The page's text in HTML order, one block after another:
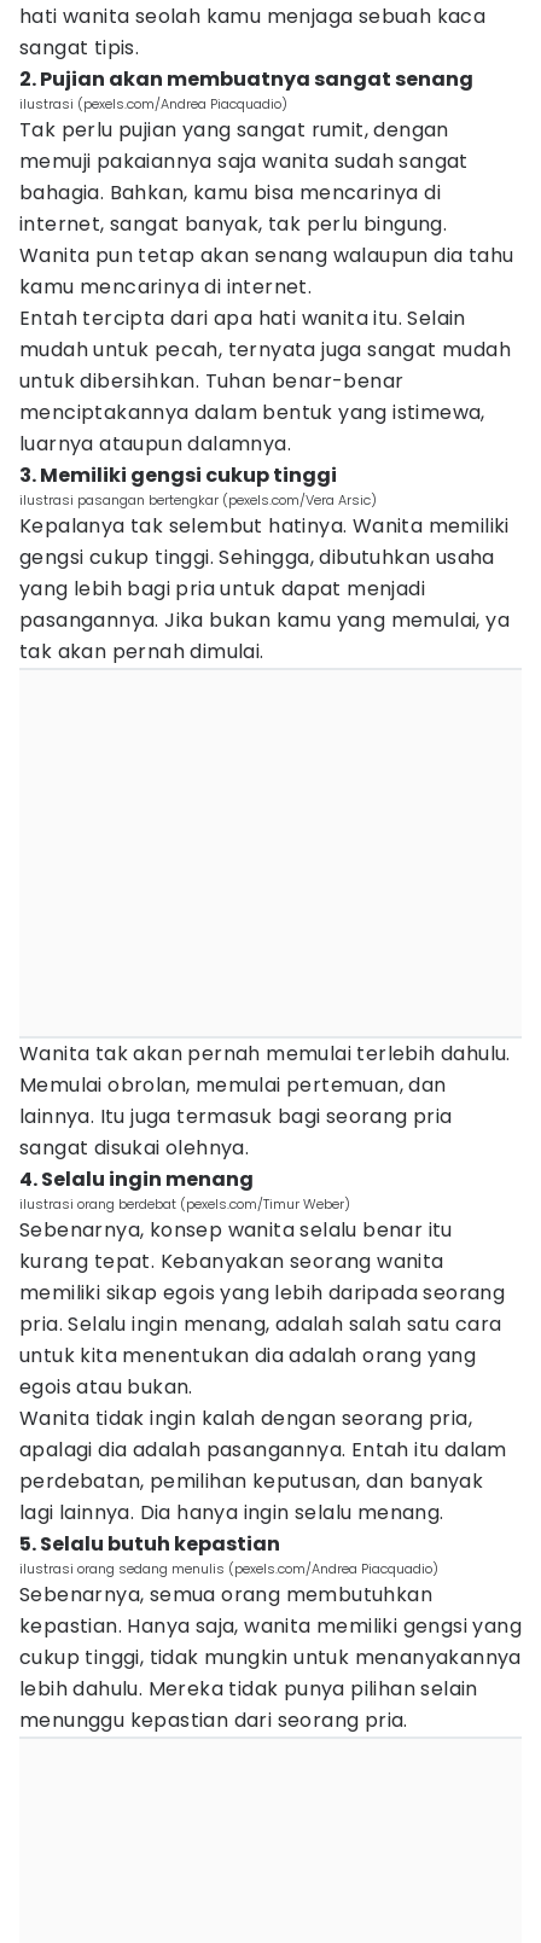
hati wanita seolah kamu menjaga sebuah kaca
sangat tipis.
2. Pujian akan membuatnya sangat senang
ilustrasi (pexels.com/Andrea Piacquadio)
Tak perlu pujian yang sangat rumit, dengan
memuji pakaiannya saja wanita sudah sangat
bahagia. Bahkan, kamu bisa mencarinya di
internet, sangat banyak, tak perlu bingung.
Wanita pun tetap akan senang walaupun dia tahu
kamu mencarinya di internet.
Entah tercipta dari apa hati wanita itu. Selain
mudah untuk pecah, ternyata juga sangat mudah
untuk dibersihkan. Tuhan benar-benar
menciptakannya dalam bentuk yang istimewa,
luarnya ataupun dalamnya.
3. Memiliki gengsi cukup tinggi
ilustrasi pasangan bertengkar (pexels.com/Vera Arsic)
Kepalanya tak selembut hatinya. Wanita memiliki
gengsi cukup tinggi. Sehingga, dibutuhkan usaha
yang lebih bagi pria untuk dapat menjadi
pasangannya. Jika bukan kamu yang memulai, ya
tak akan pernah dimulai.
Wanita tak akan pernah memulai terlebih dahulu.
Memulai obrolan, memulai pertemuan, dan
lainnya. Itu juga termasuk bagi seorang pria
sangat disukai olehnya.
4. Selalu ingin menang
ilustrasi orang berdebat (pexels.com/Timur Weber)
Sebenarnya, konsep wanita selalu benar itu
kurang tepat. Kebanyakan seorang wanita
memiliki sikap egois yang lebih daripada seorang
pria. Selalu ingin menang, adalah salah satu cara
untuk kita menentukan dia adalah orang yang
egois atau bukan.
Wanita tidak ingin kalah dengan seorang pria,
apalagi dia adalah pasangannya. Entah itu dalam
perdebatan, pemilihan keputusan, dan banyak
lagi lainnya. Dia hanya ingin selalu menang.
5. Selalu butuh kepastian
ilustrasi orang sedang menulis (pexels.com/Andrea Piacquadio)
Sebenarnya, semua orang membutuhkan
kepastian. Hanya saja, wanita memiliki gengsi yang
cukup tinggi, tidak mungkin untuk menanyakannya
lebih dahulu. Mereka tidak punya pilihan selain
menunggu kepastian dari seorang pria.